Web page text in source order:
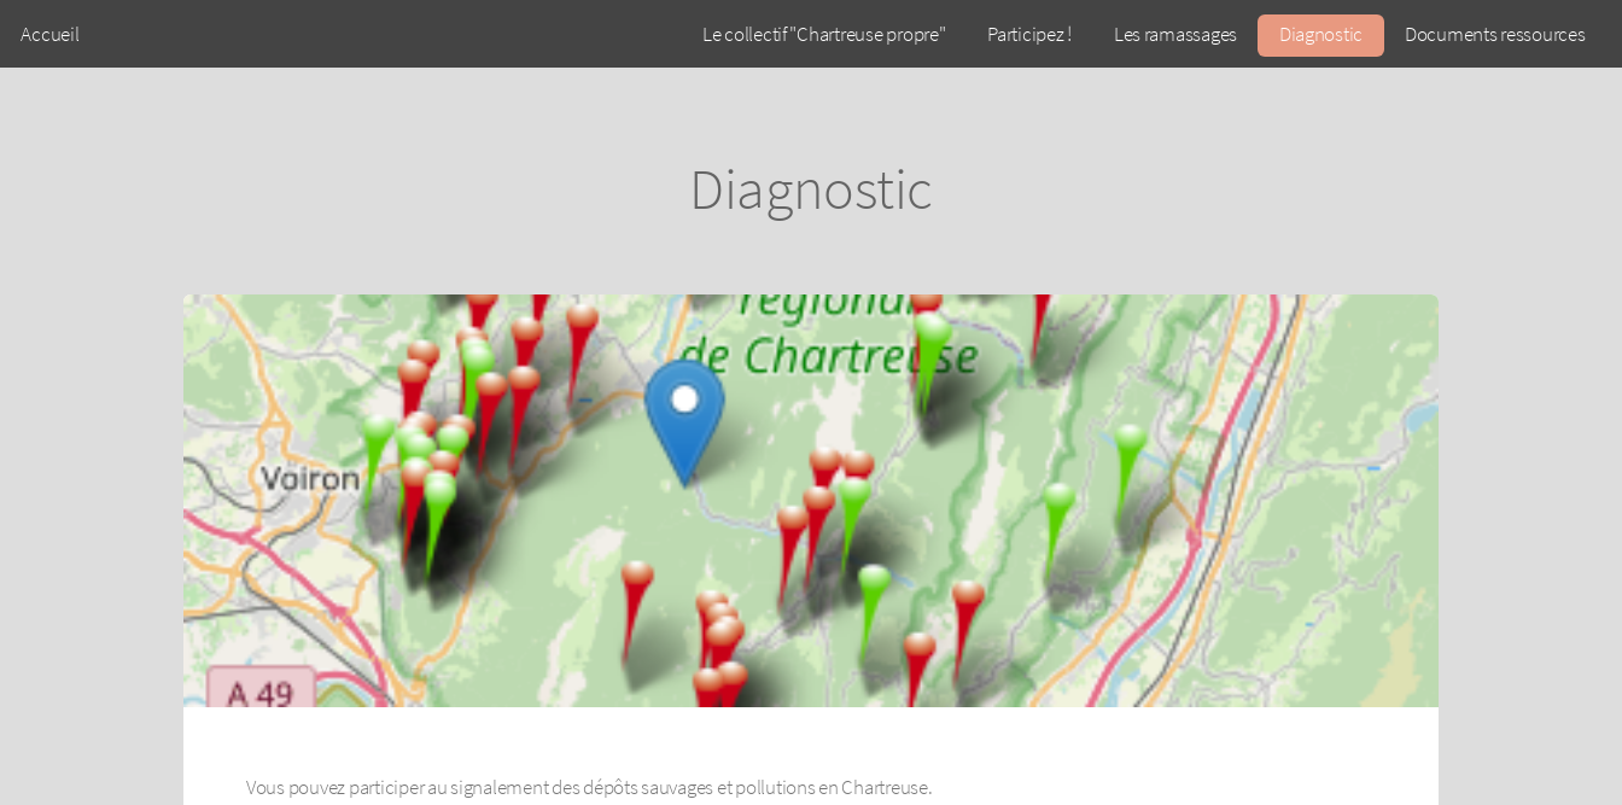
Accueil Le collectif "Chartreuse propre" Participez ! Les ramassages Diagnostic Documents ressources
Diagnostic
Vous pouvez participer au signalement des dépôts sauvages et pollutions en Chartreuse.